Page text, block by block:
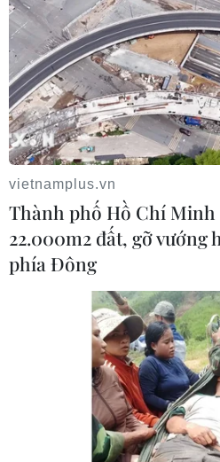
Khủng hoảng nắng nóng
mức nguy cơ cháy rừng cao
08/08/2026 23:59
Thời tiết ngày 9/8: Bắc Bộ
nóng, Nam Bộ có mưa dông
08/08/2026 23:08
vietnamplus.vn
Thành phố Hồ Chí
22.000m2 đất, gỡ vướng
phía Đông